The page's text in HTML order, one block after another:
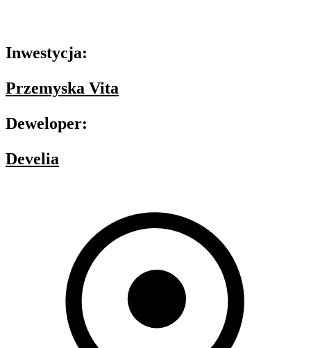
Inwestycja:
Przemyska Vita
Deweloper:
Develia